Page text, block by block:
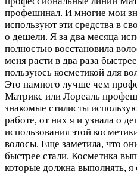
профешинал. И многие мои
используют эти средства в
о дешели. Я за два месяца
полностью восстановила
меня расти в два раза
пользуюсь косметикой для
Это намного лучше чем
Матрикс или Лореаль
знакомые стилисты
работе, от них я и узнала о
использования этой
волосы. Еще заметила, что
быстрее стали. Косметика
которые должна выполнять,